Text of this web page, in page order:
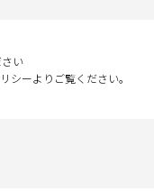
い
ーよりご覧ください。